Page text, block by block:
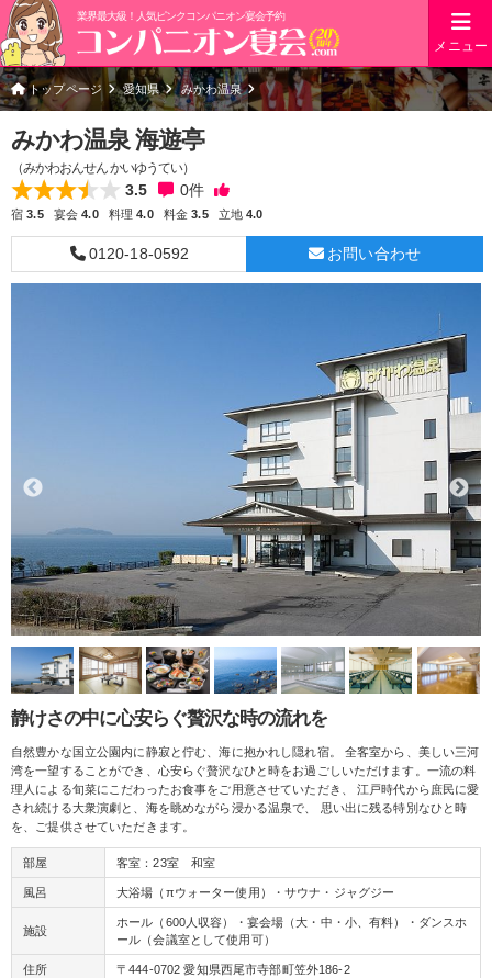
業界最大級！人気ピンクコンパニオン宴会予約
メニュー
トップページ 愛知県 みかわ温泉
みかわ温泉 海遊亭
（みかわおんせん かいゆうてい）
3.5 0件
宿3.5 宴会4.0 料理4.0 料金3.5 立地4.0
0120-18-0592 お問い合わせ
静けさの中に心安らぐ贅沢な時の流れを
自然豊かな国立公園内に静寂と佇む、海に抱かれし隠れ宿。 全客室から、美しい三河
湾を一望することができ、心安らぐ贅沢なひと時をお過ごしいただけます。一流の料
理人による旬菜にこだわったお食事をご用意させていただき、 江戸時代から庶民に愛
され続ける大衆演劇と、海を眺めながら浸かる温泉で、 思い出に残る特別なひと時
を、ご提供させていただきます。
部屋 客室：23室 和室
風呂 大浴場（πウォーター使用）・サウナ・ジャグジー
施設
ホール（600人収容）・宴会場（大・中・小、有料）・ダンスホ
ール（会議室として使用可）
住所 〒444-0702 愛知県西尾市寺部町笠外186-2